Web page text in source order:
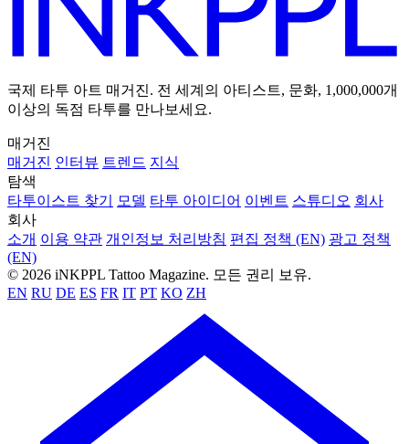
국제 타투 아트 매거진. 전 세계의 아티스트, 문화, 1,000,000개
이상의 독점 타투를 만나보세요.
매거진
매거진 인터뷰 트렌드 지식
탐색
타투이스트 찾기
모델 타투 아이디어 이벤트 스튜디오 회사
회사
소개 이용 약관 개인정보 처리방침 편집 정책 (EN) 광고 정책
(EN)
© 2026 iNKPPL Tattoo Magazine. 모든 권리 보유.
EN RU DE ES FR IT PT KO ZH